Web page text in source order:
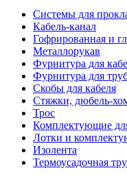
Системы для
Кабель-канал
Гофрированная и
Металлорукав
Фурнитура для
Фурнитура для
Скобы для кабеля
Стяжки, дюбель-
Трос
Комплектующие
Лотки и
Изолента
Термоусадочная